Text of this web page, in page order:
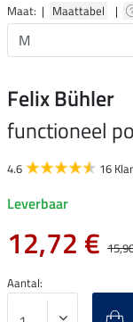
Maat: | Maattabel |
Felix Bühler
functioneel
4.6 16
Leverbaar
12,72 €
Aantal: